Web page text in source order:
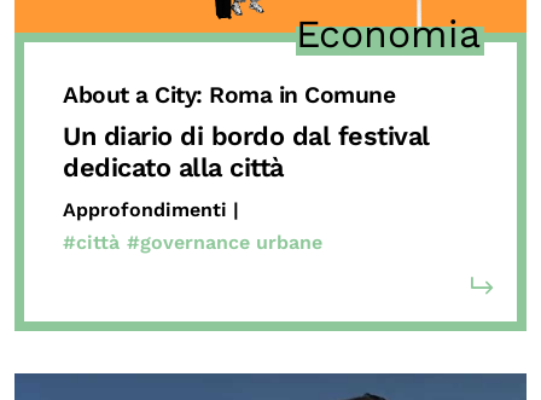
Economia
About a City: Roma in Comune
Un diario di bordo dal festival
dedicato alla città
Approfondimenti |
#città #governance urbane